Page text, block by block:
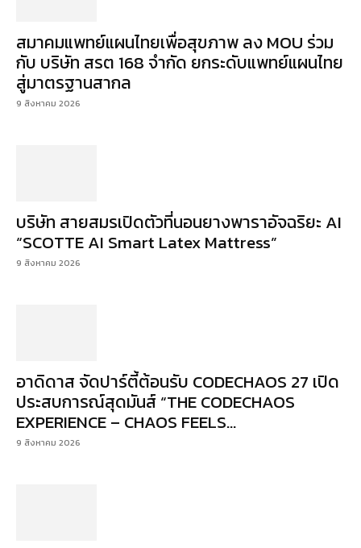
สมาคมแพทย์แผนไทยเพื่อสุขภาพ ลง MOU ร่วม
กับ บริษัท สรต 168 จำกัด ยกระดับแพทย์แผนไทย
สู่มาตรฐานสากล
9 สิงหาคม 2026
บริษัท สายสมรเปิดตัวที่นอนยางพาราอัจฉริยะ AI
“SCOTTE AI Smart Latex Mattress”
9 สิงหาคม 2026
อาดิดาส จัดปาร์ตี้ต้อนรับ CODECHAOS 27 เปิด
ประสบการณ์สุดมันส์ “THE CODECHAOS
EXPERIENCE – CHAOS FEELS...
9 สิงหาคม 2026